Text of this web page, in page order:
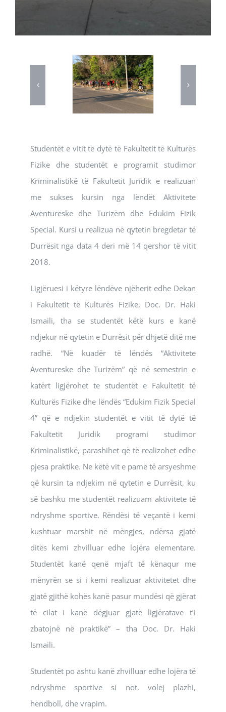
Studentët e vitit të dytë të Fakultetit të Kulturës
Fizike dhe studentët e programit studimor
Kriminalistikë të Fakultetit Juridik e realizuan
me sukses kursin nga lëndët Aktivitete
Aventureske dhe Turizëm dhe Edukim Fizik
Special. Kursi u realizua në qytetin bregdetar të
Durrësit nga data 4 deri më 14 qershor të vitit
2018.
Ligjëruesi i këtyre lëndëve njëherit edhe Dekan
i Fakultetit të Kulturës Fizike, Doc. Dr. Haki
Ismaili, tha se studentët këtë kurs e kanë
ndjekur në qytetin e Durrësit për dhjetë ditë me
radhë. “Në kuadër të lëndës “Aktivitete
Aventureske dhe Turizëm” që në semestrin e
katërt ligjërohet te studentët e Fakultetit të
Kulturës Fizike dhe lëndës “Edukim Fizik Special
4” që e ndjekin studentët e vitit të dytë të
Fakultetit Juridik programi studimor
Kriminalistikë, parashihet që të realizohet edhe
pjesa praktike. Ne këtë vit e pamë të arsyeshme
që kursin ta ndjekim në qytetin e Durrësit, ku
së bashku me studentët realizuam aktivitete të
ndryshme sportive. Rëndësi të veçantë i kemi
kushtuar marshit në mëngjes, ndërsa gjatë
ditës kemi zhvilluar edhe lojëra elementare.
Studentët kanë qenë mjaft të kënaqur me
mënyrën se si i kemi realizuar aktivitetet dhe
gjatë gjithë kohës kanë pasur mundësi që gjërat
të cilat i kanë dëgjuar gjatë ligjëratave t’i
zbatojnë në praktikë” – tha Doc. Dr. Haki
Ismaili.
Studentët po ashtu kanë zhvilluar edhe lojëra të
ndryshme sportive si not, volej plazhi,
hendboll, dhe vrapim.